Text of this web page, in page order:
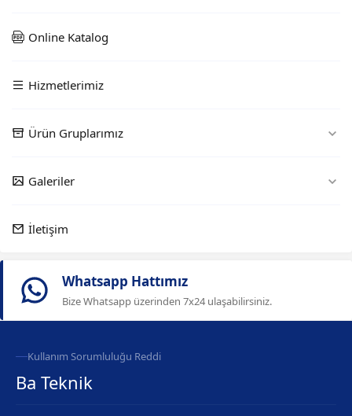
Online Katalog
Hizmetlerimiz
Ürün Gruplarımız
Galeriler
İletişim
Whatsapp Hattımız
Bize Whatsapp üzerinden 7x24 ulaşabilirsiniz.
Kullanım Sorumluluğu Reddi
Ba Teknik